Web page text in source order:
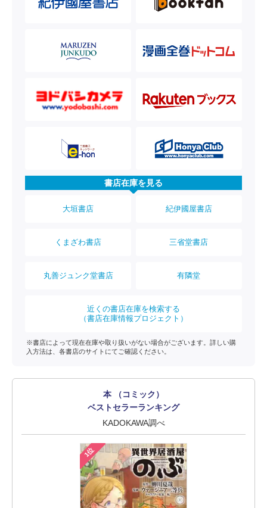
書店在庫を見る
大垣書店 紀伊國屋書店
くまざわ書店 三省堂書店
丸善ジュンク堂書店 有隣堂
近くの書店在庫を検索する
（書店在庫情報プロジェクト）
※書店によって現在在庫や取り扱いがない場合がございます。詳しい購
入方法は、各書店のサイトにてご確認ください。
本 （コミック）
ベストセラーランキング
KADOKAWA調べ
1位